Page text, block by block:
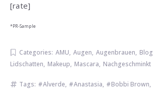
[rate]
*PR-Sample
Categories: AMU, Augen, Augenbrauen, Blog
Lidschatten, Makeup, Mascara, Nachgeschminkt
Tags: Alverde, Anastasia, Bobbi Brown,